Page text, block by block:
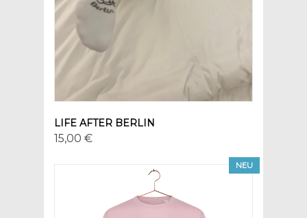
LIFE AFTER BERLIN
15,00 €
NEU